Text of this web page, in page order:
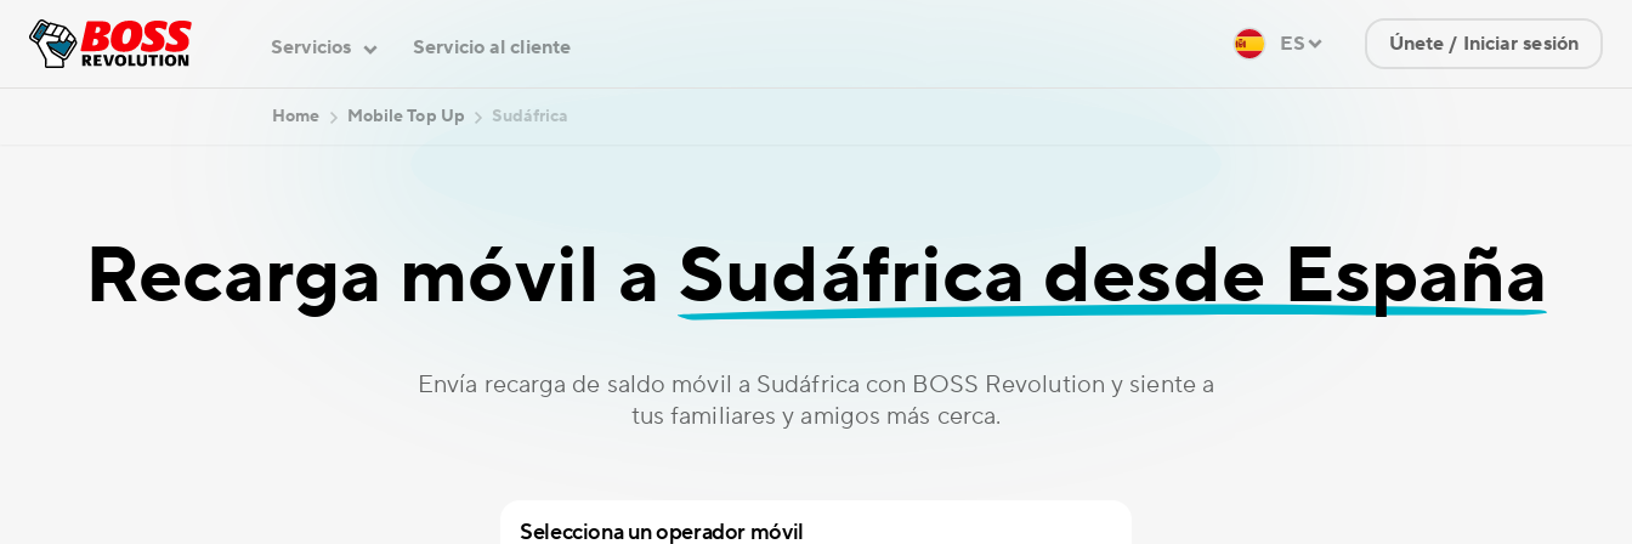
Servicios Servicio al cliente ES Únete / Iniciar sesión
Home Mobile Top Up Sudáfrica
Recarga móvil a Sudáfrica desde España
Envía recarga de saldo móvil a Sudáfrica con BOSS Revolution y siente a
tus familiares y amigos más cerca.
Selecciona un operador móvil